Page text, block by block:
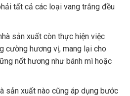
tất cả các loại vang trắng đều
sản xuất còn thực hiện việc
cường hương vị, mang lại cho
nốt hương như bánh mì hoặc
sản xuất nào cũng áp dụng bước